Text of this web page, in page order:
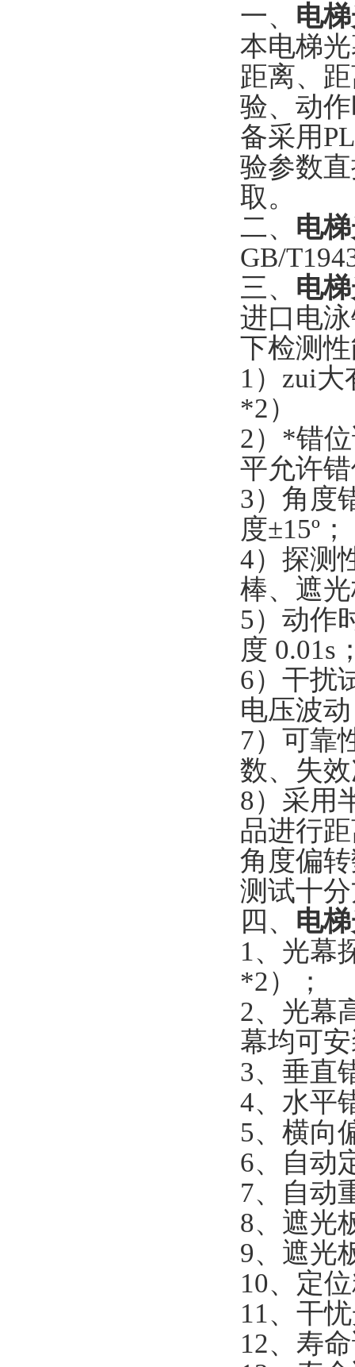
一、 电
本电梯
距离、
验、动
备采用
验参数
取。
二、 电
GB/
三、 电
进口电
下检测
1）zui大
*2）
2）*错
平允许
3）角度
度±15º；
4）探测
棒、遮
5）动作
度 0.01s
6）干扰
电压波
7）可靠
数、失
8）采用
品进行
角度偏
测试十
四、 电
1、光幕
*2）；
2、光幕
幕均可
3、垂直
4、水平
5、横向
6、自动
7、自动
8、遮光
9、遮光
10、定
11、干
12、寿